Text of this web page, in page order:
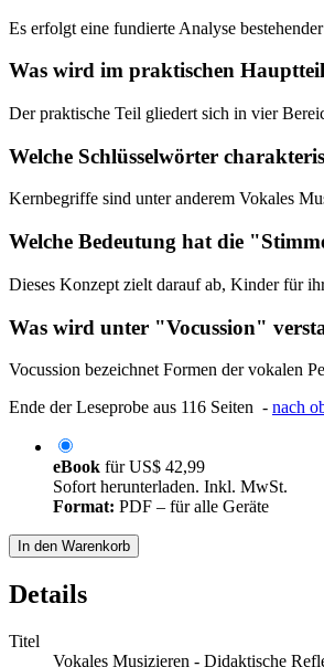
Es erfolgt eine fundierte Analyse
Was wird im praktischen
Der praktische Teil gliedert sich in vier
Welche Schlüsselwörter
Kernbegriffe sind unter anderem Vokales
Welche Bedeutung hat die
Dieses Konzept zielt darauf ab, Kinder für
Was wird unter "Vocussion"
Vocussion bezeichnet Formen der vokalen
Ende der Leseprobe aus 116 Seiten - nach
eBook fürUS$ 42,99
Sofort herunterladen. Inkl. MwSt.
Format: PDF – für alle Geräte
In den Warenkorb
Details
Titel
Vokales Musizieren - Didaktische